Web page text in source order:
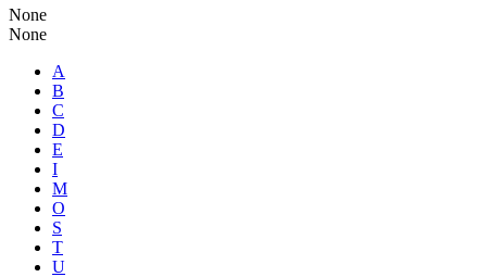
None
None
A
B
C
D
E
I
M
O
S
T
U